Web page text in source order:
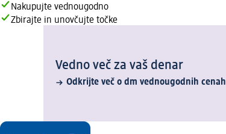
Nakupujte vednougodno
Zbirajte in unovčujte točke
Vedno več za vaš denar
Odkrijte več o dm vednougodnih cenah